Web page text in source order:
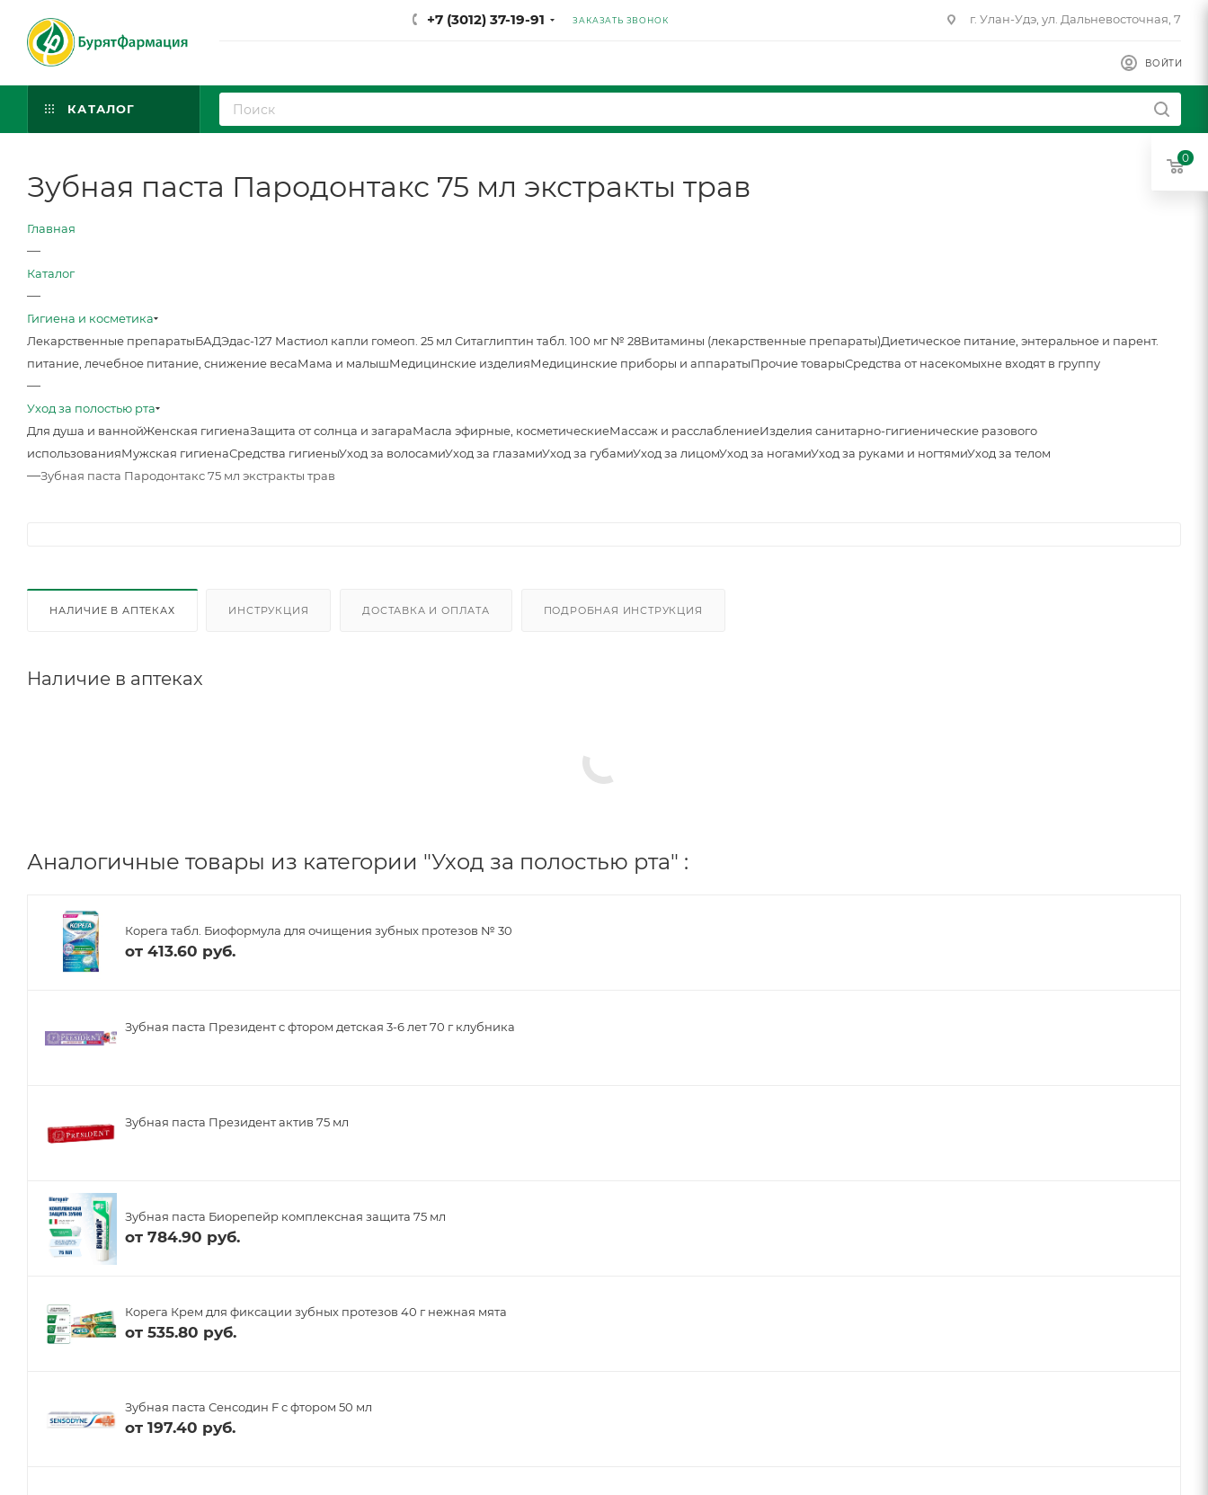
+7 (3012) 37-19-91 ЗАКАЗАТЬ ЗВОНОК г. Улан-Удэ, ул. Дальневосточная, 7
ВОЙТИ
КАТАЛОГ
Зубная паста Пародонтакс 75 мл экстракты трав
Главная
—
Каталог
—
Гигиена и косметика
Лекарственные препаратыБАДЭдас-127 Мастиол капли гомеоп. 25 мл Ситаглиптин табл. 100 мг № 28Витамины (лекарственные препараты)Диетическое питание, энтеральное и парент.
питание, лечебное питание, снижение весаМама и малышМедицинские изделияМедицинские приборы и аппаратыПрочие товарыСредства от насекомыхне входят в группу
—
Уход за полостью рта
Для душа и ваннойЖенская гигиенаЗащита от солнца и загараМасла эфирные, косметическиеМассаж и расслаблениеИзделия санитарно-гигиенические разового
использованияМужская гигиенаСредства гигиеныУход за волосамиУход за глазамиУход за губамиУход за лицомУход за ногамиУход за руками и ногтямиУход за телом
—Зубная паста Пародонтакс 75 мл экстракты трав
НАЛИЧИЕ В АПТЕКАХ ИНСТРУКЦИЯ ДОСТАВКА И ОПЛАТА ПОДРОБНАЯ ИНСТРУКЦИЯ
Наличие в аптеках
Аналогичные товары из категории "Уход за полостью рта" :
Корега табл. Биоформула для очищения зубных протезов № 30
от 413.60 руб.
Зубная паста Президент с фтором детская 3-6 лет 70 г клубника
Зубная паста Президент актив 75 мл
Зубная паста Биорепейр комплексная защита 75 мл
от 784.90 руб.
Корега Крем для фиксации зубных протезов 40 г нежная мята
от 535.80 руб.
Зубная паста Сенсодин F с фтором 50 мл
от 197.40 руб.
0